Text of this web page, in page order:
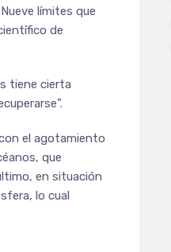
límites que
de
tiene cierta
el agotamiento
que
en situación
lo cual